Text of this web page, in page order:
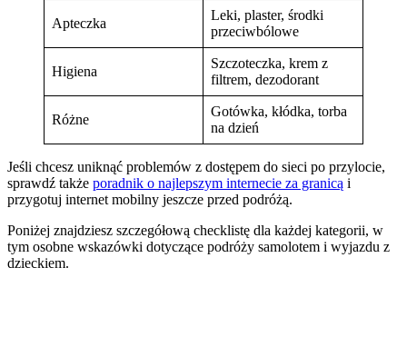
Apteczka
Leki, plaster, środki
przeciwbólowe
Higiena
Szczoteczka, krem z
filtrem, dezodorant
Różne
Gotówka, kłódka, torba
na dzień
Jeśli chcesz uniknąć problemów z dostępem do sieci po przylocie,
sprawdź także poradnik o najlepszym internecie za granicą i
przygotuj internet mobilny jeszcze przed podróżą.
Poniżej znajdziesz szczegółową checklistę dla każdej kategorii, w
tym osobne wskazówki dotyczące podróży samolotem i wyjazdu z
dzieckiem.